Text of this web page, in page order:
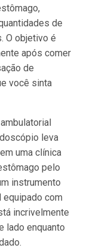
de
O objetivo é
após comer
de
você sinta
leva
uma clínica
pelo
instrumento
equipado com
incrivelmente
lado enquanto